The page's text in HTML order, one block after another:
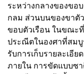
ระหว่างกลางของขอ
กลม ส่วนบนของขาตั
ขอบตัวเรือน ในขณะ
ประณีตในองศาที่สม
รับการเก็บรายละเอี
ภายใน การขัดแบบซ